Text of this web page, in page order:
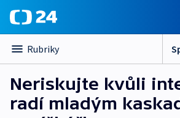
Rubriky
Neriskujte kvůli
radí mladým